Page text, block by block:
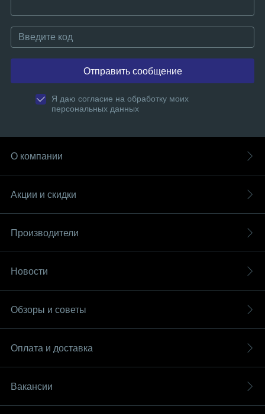
Отправить сообщение
Я даю согласие на обработку моих
персональных данных
О компании
Акции и скидки
Производители
Новости
Обзоры и советы
Оплата и доставка
Вакансии